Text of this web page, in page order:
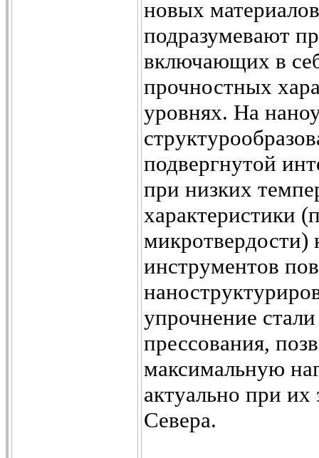
новых
подразумевают
включающих в
прочностных
уровнях. На
подвергнутой
при низких
характеристики
микротвердости)
инструментов
упрочнение
прессования,
максимальную
актуально при их
Севера.